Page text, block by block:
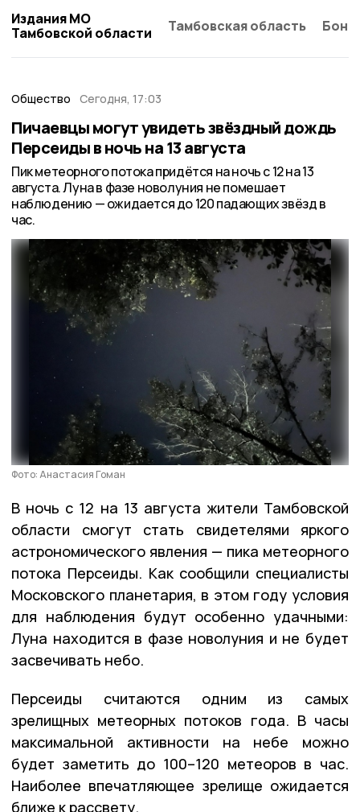
Издания МО
Тамбовской области
Тамбовская область
Общество Сегодня, 17:03
Пичаевцы могут увидеть звёздный дождь
Персеиды в ночь на 13 августа
Пик метеорного потока придётся на ночь с 12 на 13
августа. Луна в фазе новолуния не помешает
наблюдению — ожидается до 120 падающих звёзд в
час.
Фото: Анастасия Гоман
В ночь с 12 на 13 августа жители Тамбовской
области смогут стать свидетелями яркого
астрономического явления — пика метеорного
потока Персеиды. Как сообщили специалисты
Московского планетария, в этом году условия
для наблюдения будут особенно удачными:
Луна находится в фазе новолуния и не будет
засвечивать небо.
Персеиды считаются одним из самых
зрелищных метеорных потоков года. В часы
максимальной активности на небе можно
будет заметить до 100–120 метеоров в час.
Наиболее впечатляющее зрелище ожидается
ближе к рассвету.